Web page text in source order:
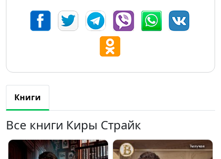
Книги
Все книги Киры Страйк